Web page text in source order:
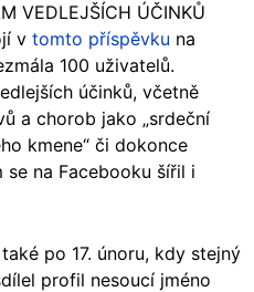
VEDLEJŠÍCH ÚČINKŮ
v tomto příspěvku na
100 uživatelů.
účinků, včetně
a chorob jako „srdeční
kmene“ či dokonce
se na Facebooku šířil i
po 17. únoru, kdy stejný
profil nesoucí jméno